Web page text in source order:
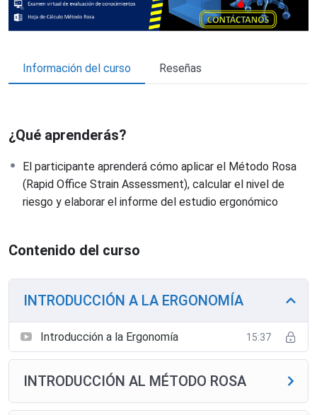
Información del curso Reseñas
¿Qué aprenderás?
El participante aprenderá cómo aplicar el Método Rosa
(Rapid Office Strain Assessment), calcular el nivel de
riesgo y elaborar el informe del estudio ergonómico
Contenido del curso
INTRODUCCIÓN A LA ERGONOMÍA
Introducción a la Ergonomía 15:37
INTRODUCCIÓN AL MÉTODO ROSA